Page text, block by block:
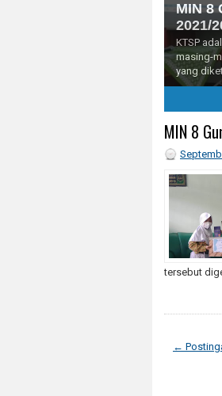
MIN 8
2021/
KTSP
masing-
yang
MIN 8
tersebut
←